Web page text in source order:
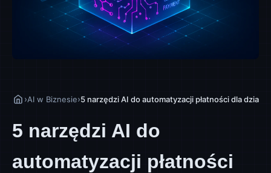
›AI w Biznesie›5 narzędzi AI do automatyzacji płatności dla
5 narzędzi AI do
automatyzacji płatności